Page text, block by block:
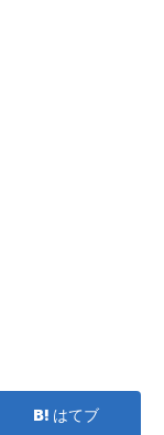
はてブ